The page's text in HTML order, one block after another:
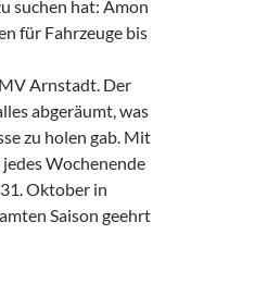
suchen hat: Amon
für Fahrzeuge bis
Arnstadt. Der
abgeräumt, was
zu holen gab. Mit
Wochenende
Oktober in
Saison geehrt